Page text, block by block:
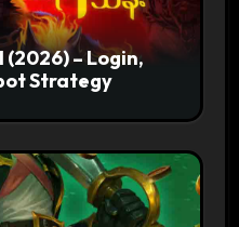
– Login,
Strategy